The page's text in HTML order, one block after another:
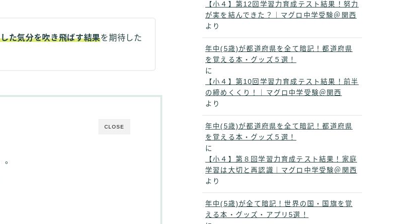
た気分を吹き飛ばす結果を期待した
CLOSE
【小４】第12回学習力育成テスト結果！努力
が実を結んできた？｜マグロ中学受験＠関西
より
年中(5歳)が都道府県を全て暗記！都道府県
を覚える本・グッズ５選！
に
【小４】第10回学習力育成テスト結果！前半
の締めくくり！｜マグロ中学受験＠関西
より
年中(5歳)が都道府県を全て暗記！都道府県
を覚える本・グッズ５選！
に
【小４】第８回学習力育成テスト結果！家庭
学習は大切と再認識｜マグロ中学受験＠関西
より
年中(5歳)が全て暗記！世界の国・国旗を覚
える本・グッズ・アプリ5選！